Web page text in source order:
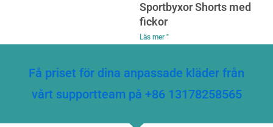
Sportbyxor Shorts med
fickor
Läs mer "
Få priset för dina anpassade kläder från
vårt supportteam på +86 13178258565